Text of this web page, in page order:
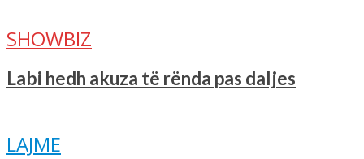
SHOWBIZ
Labi hedh akuza të rënda pas daljes
LAJME